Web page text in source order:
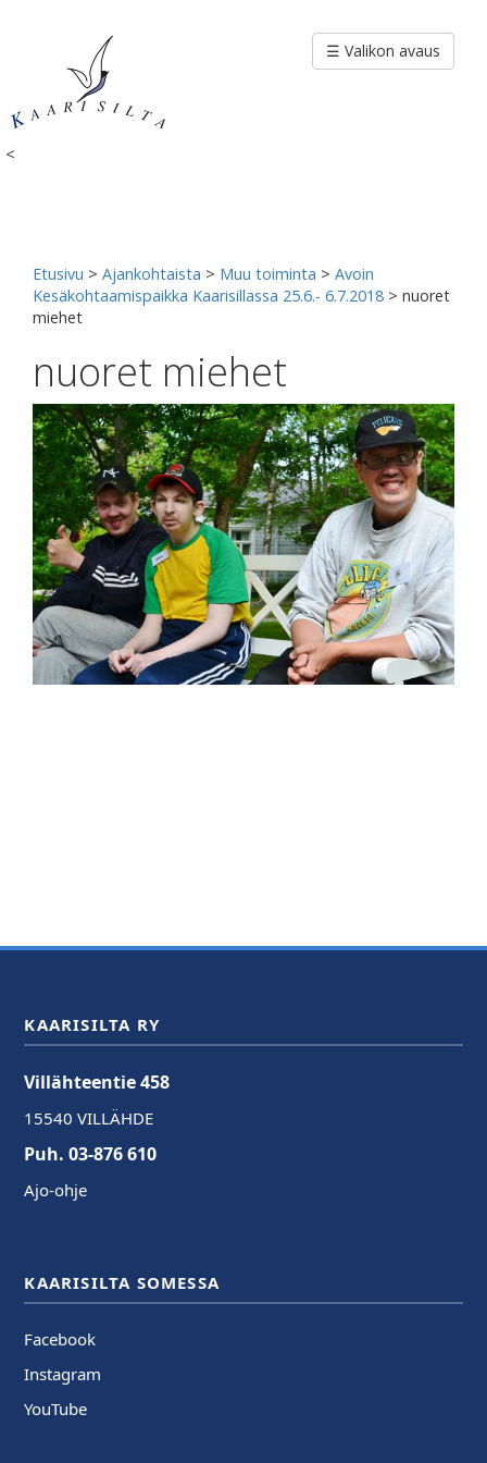
<
☰ Valikon avaus
Etusivu > Ajankohtaista > Muu toiminta > Avoin
Kesäkohtaamispaikka Kaarisillassa 25.6.- 6.7.2018 > nuoret
miehet
nuoret miehet
KAARISILTA RY
Villähteentie 458
15540 VILLÄHDE
Puh. 03-876 610
Ajo-ohje
KAARISILTA SOMESSA
Facebook
Instagram
YouTube